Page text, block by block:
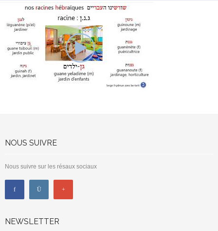
NOUS SUIVRE
Nous suivre sur les résaux sociaux
NEWSLETTER